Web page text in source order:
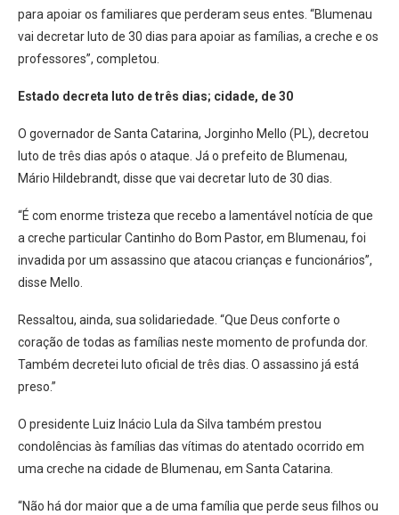
para apoiar os familiares que perderam seus entes. “Blumenau
vai decretar luto de 30 dias para apoiar as famílias, a creche e os
professores”, completou.
Estado decreta luto de três dias; cidade, de 30
O governador de Santa Catarina, Jorginho Mello (PL), decretou
luto de três dias após o ataque. Já o prefeito de Blumenau,
Mário Hildebrandt, disse que vai decretar luto de 30 dias.
“É com enorme tristeza que recebo a lamentável notícia de que
a creche particular Cantinho do Bom Pastor, em Blumenau, foi
invadida por um assassino que atacou crianças e funcionários”,
disse Mello.
Ressaltou, ainda, sua solidariedade. “Que Deus conforte o
coração de todas as famílias neste momento de profunda dor.
Também decretei luto oficial de três dias. O assassino já está
preso.”
O presidente Luiz Inácio Lula da Silva também prestou
condolências às famílias das vítimas do atentado ocorrido em
uma creche na cidade de Blumenau, em Santa Catarina.
“Não há dor maior que a de uma família que perde seus filhos ou